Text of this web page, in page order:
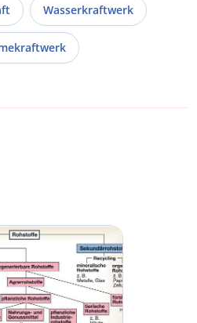
Wasserkraftwerk